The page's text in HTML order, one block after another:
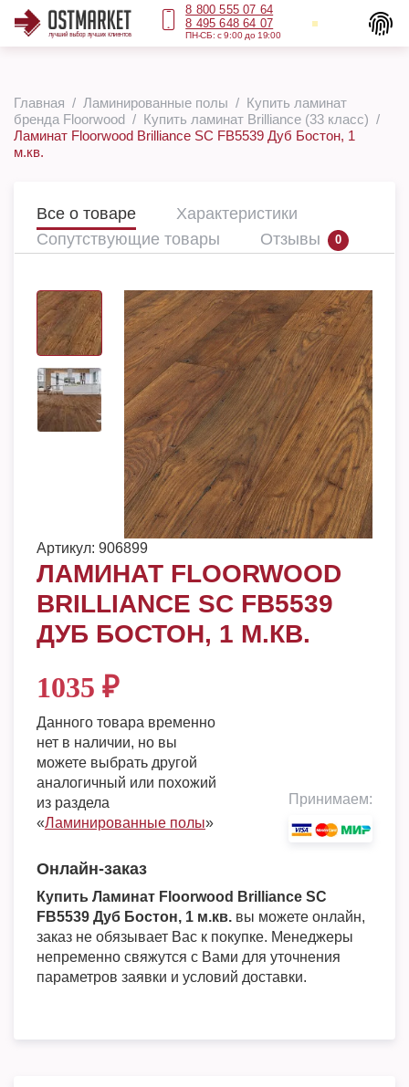
8 800 555 07 64
8 495 648 64 07
ПН-СБ: с 9:00 до 19:00
Главная Ламинированные полы
Купить ламинат
бренда Floorwood
Купить ламинат Brilliance (33 класс)
Ламинат Floorwood Brilliance SC FB5539 Дуб Бостон, 1
м.кв.
Все о товаре
Характеристики
Сопутствующие товары
Отзывы 0
Артикул: 906899
ЛАМИНАТ FLOORWOOD
BRILLIANCE SC FB5539
ДУБ БОСТОН, 1 М.КВ.
1035 ₽
Данного товара временно
нет в наличии, но вы
можете выбрать другой
аналогичный или похожий
из раздела
«Ламинированные полы»
Принимаем:
Онлайн-заказ
Купить Ламинат Floorwood Brilliance SC
FB5539 Дуб Бостон, 1 м.кв. вы можете онлайн,
заказ не обязывает Вас к покупке. Менеджеры
непременно свяжутся с Вами для уточнения
параметров заявки и условий доставки.